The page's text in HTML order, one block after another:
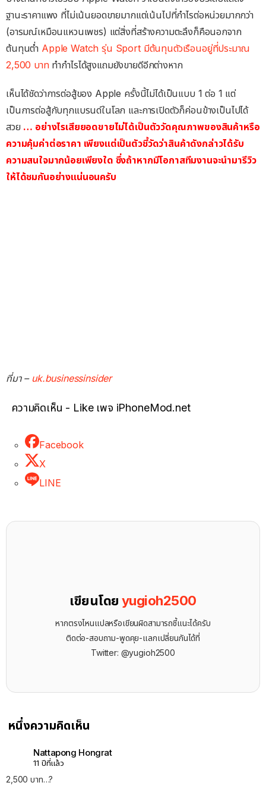
ฐานะราคาแพง ที่ไม่เน้นยอดขายมากแต่เน้นไปที่กำไรต่อหน่วยมากกว่า
(อารมณ์เหมือนแหวนเพชร) แต่สิ่งที่สร้างความตะลึงก็คือนอกจาก
ต้นทุนต่ำ Apple Watch รุ่น Sport มีต้นทุนตัวเรือนอยู่ที่ประมาณ
2,500 บาททำกำไรได้สูงแถมยังขายดีอีกต่างหาก
เห็นได้ชัดว่าการต่อสู้ของ Apple ครั้งนี้ไม่ได้เป็นแบบ 1 ต่อ 1 แต่
เป็นการต่อสู้กับทุกแบรนด์ในโลก และการเปิดตัวก็ค่อนข้างเป็นไปได้
สวย … อย่างไรเสียยอดขายไม่ได้เป็นตัววัดคุณภาพของสินค้าหรือ
ความคุ้มค่าต่อราคา เพียงแต่เป็นตัวชี้วัดว่าสินค้าดังกล่าวได้รับ
ความสนใจมากน้อยเพียงใด ซึ่งถ้าหากมีโอกาสทีมงานจะนำมารีวิว
ให้ได้ชมกันอย่างแน่นอนครับ
ที่มา – uk.businessinsider
ความคิดเห็น - Like เพจ iPhoneMod.net
Facebook
X
LINE
เขียนโดยyugioh2500
หากตรงไหนแปลหรือเขียนผิดสามารถชี้แนะได้ครับ
ติดต่อ-สอบถาม-พูดคุย-แลกเปลี่ยนกันได้ที่
Twitter: @yugioh2500
หนึ่งความคิดเห็น
Nattapong Hongrat
11 ปีที่แล้ว
2,500 บาท…?